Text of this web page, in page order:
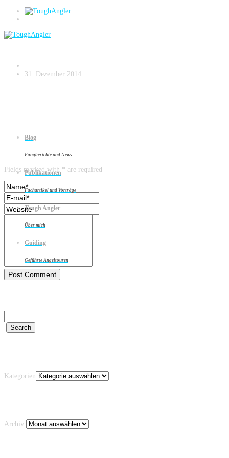
Blog
Fangberichte und News
Publikationen
Fachartikel und Vorträge
Tough Angler
Über mich
Guiding
Geführte Angeltouren
DSC02299
31. Dezember 2014
Leave a reply
Fields marked with * are required
Kategorien
Archiv